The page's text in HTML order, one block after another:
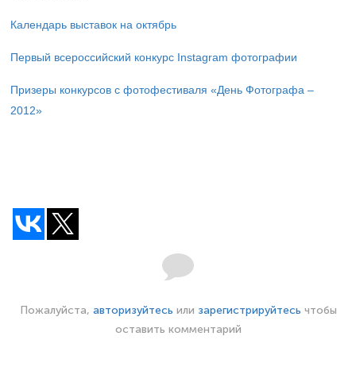
Календарь выставок на октябрь
Первый всероссийский конкурс Instagram фотографии
Призеры конкурсов с фотофестиваля «День Фотографа –
2012»
Пожалуйста, авторизуйтесь или зарегистрируйтесь чтобы
оставить комментарий